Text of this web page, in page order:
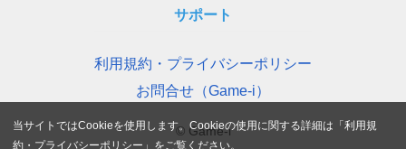
サポート
利用規約・プライバシーポリシー
お問合せ（Game-i）
© Game-i
当サイトではCookieを使用します。Cookieの使用に関する詳細は「利用規
約・プライバシーポリシー 」をご覧ください。